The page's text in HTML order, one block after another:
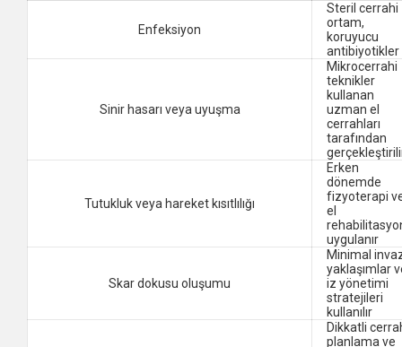
Enfeksiyon
Steril cerrahi
ortam,
koruyucu
antibiyotikler
Sinir hasarı veya uyuşma
Mikrocerrahi
teknikler
kullanan
uzman el
cerrahları
tarafından
Tutukluk veya hareket kısıtlılığı
Erken
dönemde
fizyoterapi
el
uygulanır
Skar dokusu oluşumu
Minimal
yaklaşımlar
iz yönetimi
stratejileri
kullanılır
Dikkatli
planlama ve